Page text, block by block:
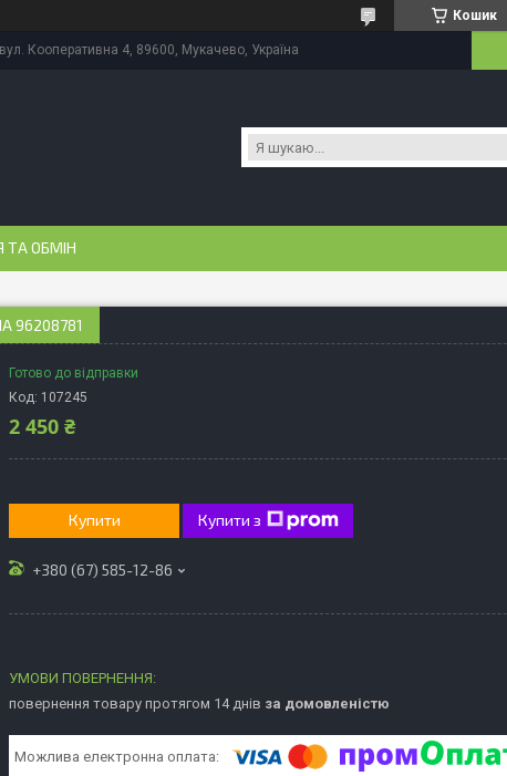
Кошик
вул. Кооперативна 4, 89600, Мукачево, Україна
ТА ОБМІН
96208781
Готово до відправки
Код: 107245
2 450 ₴
Купити Купити з
+380 (67) 585-12-86
повернення товару протягом 14 днів за домовленістю